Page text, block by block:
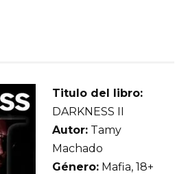
Titulo del libro:
DARKNESS II
Autor: Tamy
Machado
Género: Mafia, 18+